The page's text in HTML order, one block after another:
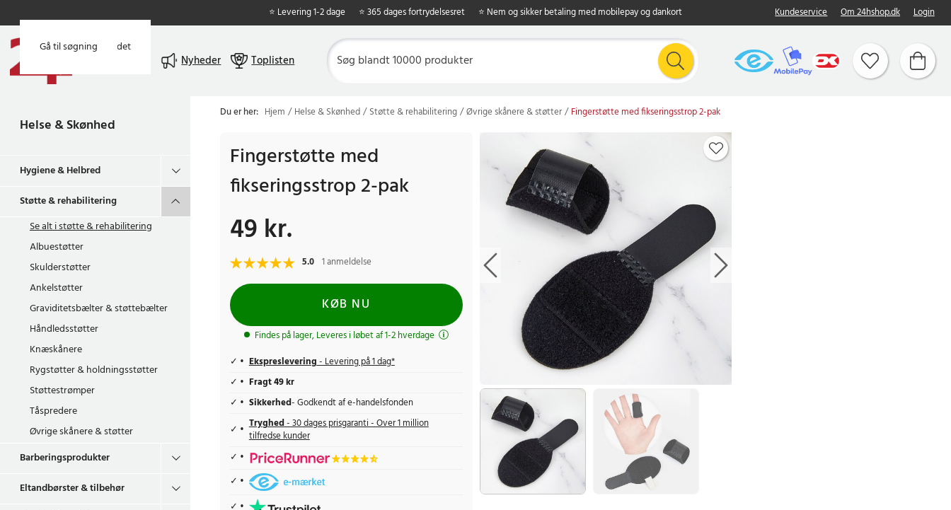
Gå til hovedindholdet
Gå til søgning
⭐ Levering 1-2 dage ⭐ 365 dages fortrydelsesret ⭐ Nem og sikker betaling med mobilepay og dankort Kundeservice Om 24hshop.dk Login
Nyheder Toplisten
Helse & Skønhed
Hygiene & Helbred
Støtte & rehabilitering
Se alt istøtte & rehabilitering
Albuestøtter
Skulderstøtter
Ankelstøtter
Graviditetsbælter & støttebælter
Håndledsstøtter
Knæskånere
Rygstøtter & holdningsstøtter
Støttestrømper
Tåspredere
Øvrige skånere & støtter
Barberingsprodukter
Eltandbørster & tilbehør
Du er her: Hjem Helse & Skønhed Støtte & rehabilitering Øvrige skånere & støtter Fingerstøtte med fikseringsstrop 2-pak
Fingerstøtte med
fikseringsstrop 2-pak
Pris:49 kr.
49 kr.
5.0 1 anmeldelse
KØB NU
Findes på lager, Leveres i løbet af 1-2 hverdage
Ekspreslevering- Levering på 1 dag*
Fragt 49 kr
Sikkerhed- Godkendt af e-handelsfonden
Tryghed- 30 dages prisgaranti - Over 1 million
tilfredse kunder